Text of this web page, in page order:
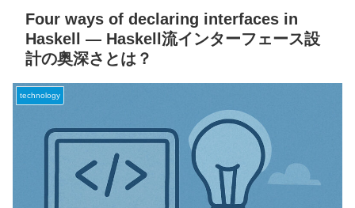
Four ways of declaring interfaces in
Haskell ― Haskell流インターフェース設
計の奥深さとは？
technology